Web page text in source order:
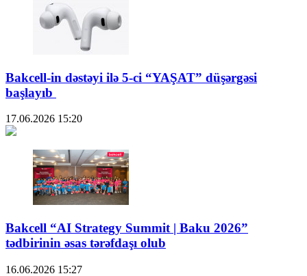
Bakcell-in dəstəyi ilə 5-ci “YAŞAT” düşərgəsi
başlayıb
17.06.2026 15:20
Bakcell “AI Strategy Summit | Baku 2026”
tədbirinin əsas tərəfdaşı olub
16.06.2026 15:27